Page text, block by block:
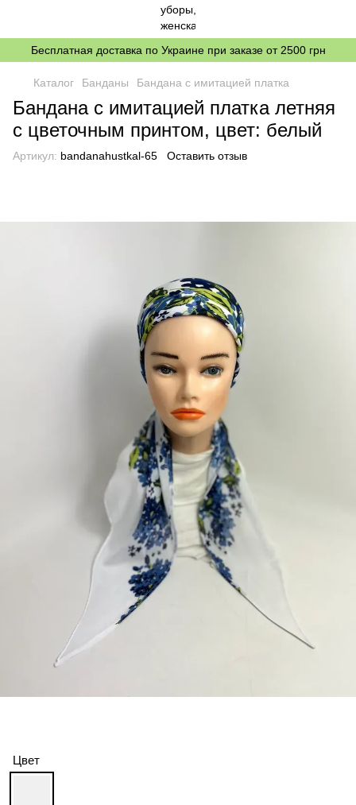
Бесплатная доставка по Украине при заказе от 2500 грн
Каталог Банданы Бандана с имитацией платка
Бандана с имитацией платка летняя
с цветочным принтом, цвет: белый
Артикул: bandanahustkal-65 Оставить отзыв
Цвет